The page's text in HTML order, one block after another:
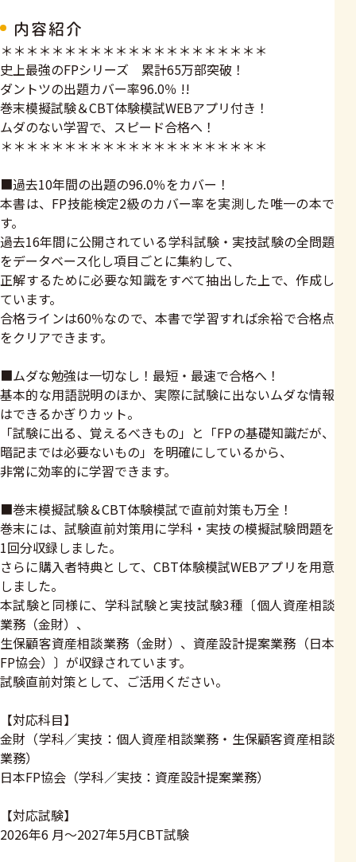
内容紹介
＊＊＊＊＊＊＊＊＊＊＊＊＊＊＊＊＊＊＊＊＊
史上最強のFPシリーズ 累計65万部突破！
ダントツの出題カバー率96.0％ !!
巻末模擬試験＆CBT体験模試WEBアプリ付き！
ムダのない学習で、スピード合格へ！
＊＊＊＊＊＊＊＊＊＊＊＊＊＊＊＊＊＊＊＊＊
■過去10年間の出題の96.0％をカバー！
本書は、FP技能検定2級のカバー率を実測した唯一の本で
す。
過去16年間に公開されている学科試験・実技試験の全問題
をデータベース化し項目ごとに集約して、
正解するために必要な知識をすべて抽出した上で、作成し
ています。
合格ラインは60％なので、本書で学習すれば余裕で合格点
をクリアできます。
■ムダな勉強は一切なし！最短・最速で合格へ！
基本的な用語説明のほか、実際に試験に出ないムダな情報
はできるかぎりカット。
「試験に出る、覚えるべきもの」と「FPの基礎知識だが、
暗記までは必要ないもの」を明確にしているから、
非常に効率的に学習できます。
■巻末模擬試験＆CBT体験模試で直前対策も万全！
巻末には、試験直前対策用に学科・実技の模擬試験問題を
1回分収録しました。
さらに購入者特典として、CBT体験模試WEBアプリを用意
しました。
本試験と同様に、学科試験と実技試験3種〔個人資産相談
業務（金財）、
生保顧客資産相談業務（金財）、資産設計提案業務（日本
FP協会）〕が収録されています。
試験直前対策として、ご活用ください。
【対応科目】
金財（学科／実技：個人資産相談業務・生保顧客資産相談
業務）
日本FP協会（学科／実技：資産設計提案業務）
【対応試験】
2026年6 月～2027年5月CBT試験